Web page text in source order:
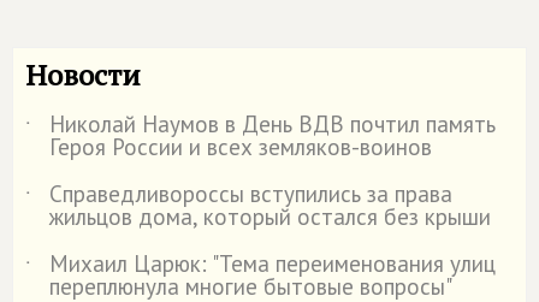
Новости
˙ Николай Наумов в День ВДВ почтил память
Героя России и всех земляков-воинов
˙
Справедливороссы вступились за права
жильцов дома, который остался без крыши
˙
Михаил Царюк: "Тема переименования улиц
переплюнула многие бытовые вопросы"